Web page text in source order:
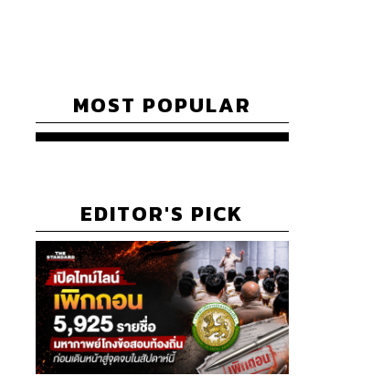
MOST POPULAR
EDITOR'S PICK